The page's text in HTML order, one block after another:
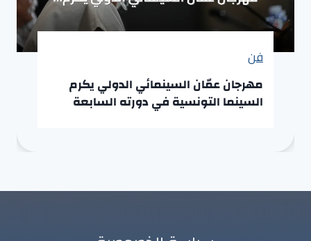
فن
مهرجان عمّان السينمائي الدولي يكرم
السينما التونسية في دورته السابعة